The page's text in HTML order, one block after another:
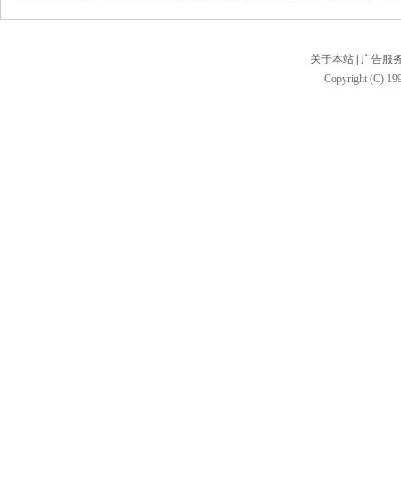
关于本站
广告服
Copyright (C)